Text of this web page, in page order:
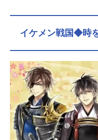
イケメン戦国◆時